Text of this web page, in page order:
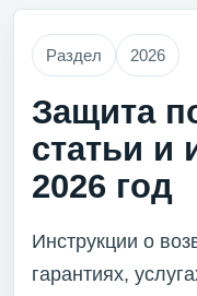
Раздел 2026
Защита
статьи и
2026 год
Инструкции о
гарантиях,